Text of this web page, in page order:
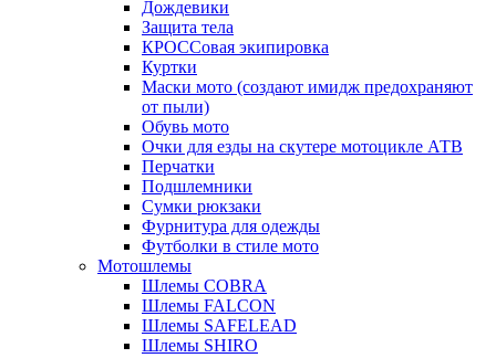
Дождевики
Защита тела
КРОССовая экипировка
Куртки
Маски мото (создают имидж предохраняют
от пыли)
Обувь мото
Очки для езды на скутере мотоцикле АТВ
Перчатки
Подшлемники
Сумки рюкзаки
Фурнитура для одежды
Футболки в стиле мото
Мотошлемы
Шлемы COBRA
Шлемы FALCON
Шлемы SAFELEAD
Шлемы SHIRO